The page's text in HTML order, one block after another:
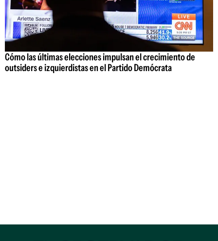
Cómo las últimas elecciones impulsan el crecimiento de
outsiders e izquierdistas en el Partido Demócrata